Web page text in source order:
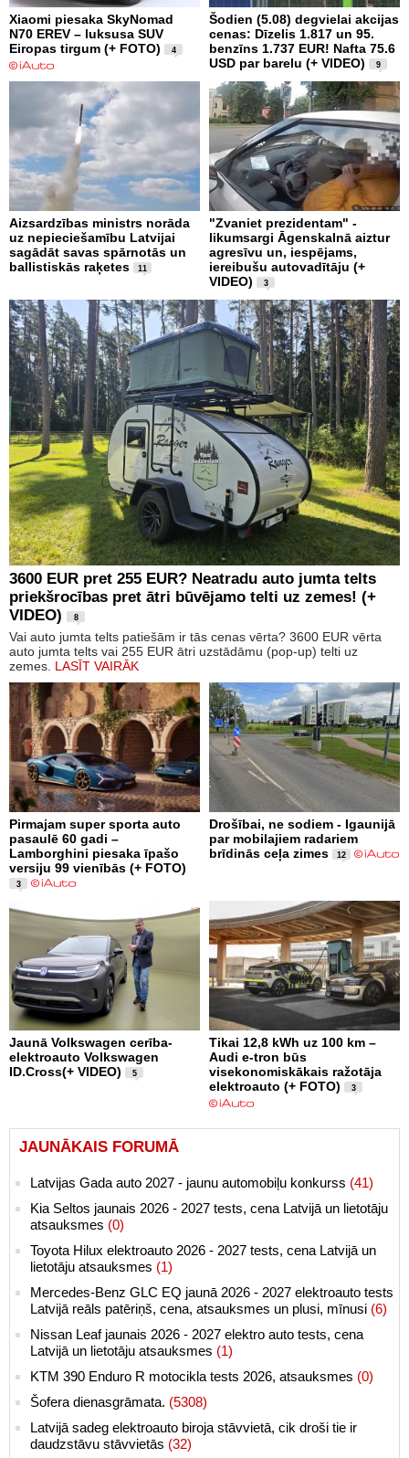
Xiaomi piesaka SkyNomad
N70 EREV – luksusa SUV
Eiropas tirgum (+ FOTO)
4
Šodien (5.08) degvielai akcijas
cenas: Dīzelis 1.817 un 95.
benzīns 1.737 EUR! Nafta 75.6
USD par barelu (+ VIDEO)
9
Aizsardzības ministrs norāda
uz nepieciešamību Latvijai
sagādāt savas spārnotās un
ballistiskās raķetes
11
"Zvaniet prezidentam" -
likumsargi Āgenskalnā aiztur
agresīvu un, iespējams,
iereibušu autovadītāju (+
VIDEO)
3
3600 EUR pret 255 EUR? Neatradu auto jumta telts
priekšrocības pret ātri būvējamo telti uz zemes! (+
VIDEO)
8
Vai auto jumta telts patiešām ir tās cenas vērta? 3600 EUR vērta
auto jumta telts vai 255 EUR ātri uzstādāmu (pop-up) telti uz
zemes. LASĪT VAIRĀK
Pirmajam super sporta auto
pasaulē 60 gadi –
Lamborghini piesaka īpašo
versiju 99 vienībās (+ FOTO)
3
Drošībai, ne sodiem - Igaunijā
par mobilajiem radariem
brīdinās ceļa zimes
12
Jaunā Volkswagen cerība-
elektroauto Volkswagen
ID.Cross(+ VIDEO)
5
Tikai 12,8 kWh uz 100 km –
Audi e-tron būs
visekonomiskākais ražotāja
elektroauto (+ FOTO)
3
JAUNĀKAIS FORUMĀ
Latvijas Gada auto 2027 - jaunu automobiļu konkurss (41)
Kia Seltos jaunais 2026 - 2027 tests, cena Latvijā un lietotāju
atsauksmes (0)
Toyota Hilux elektroauto 2026 - 2027 tests, cena Latvijā un
lietotāju atsauksmes (1)
Mercedes-Benz GLC EQ jaunā 2026 - 2027 elektroauto tests
Latvijā reāls patēriņš, cena, atsauksmes un plusi, mīnusi (6)
Nissan Leaf jaunais 2026 - 2027 elektro auto tests, cena
Latvijā un lietotāju atsauksmes (1)
KTM 390 Enduro R motocikla tests 2026, atsauksmes (0)
Šofera dienasgrāmata. (5308)
Latvijā sadeg elektroauto biroja stāvvietā, cik droši tie ir
daudzstāvu stāvvietās (32)